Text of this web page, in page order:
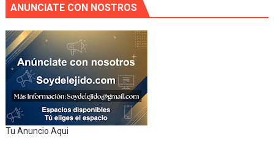
ANUNCIATE CON NOSTROS
Tu Anuncio Aqui